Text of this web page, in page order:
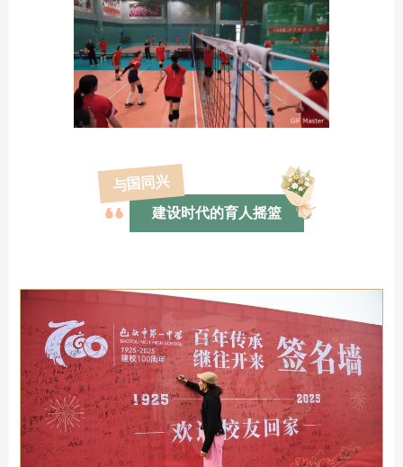
与国同兴
建设时代的育人摇篮